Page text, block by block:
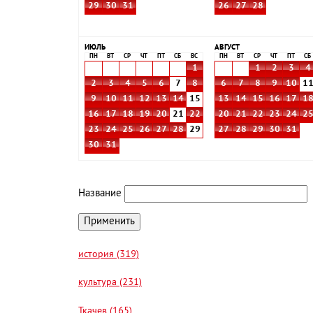
29
30 31
26
27 28
ИЮЛЬ
ПН ВТ СР ЧТ СБ ВС
1
2
3 4 5 6 7
8
9
10 11 12 13 14
15
16
17 18 19 20 21
22
23
24 25 26 27 28
29
30
31
АВГУСТ
ПН ВТ СР ЧТ СБ
1 2 3 4
6
7 8 9 10 11
13
14 15 16 17 18
20
21 22 23 24 25
27
28 29 30 31
Название
история (319)
культура (231)
Ткачев (165)